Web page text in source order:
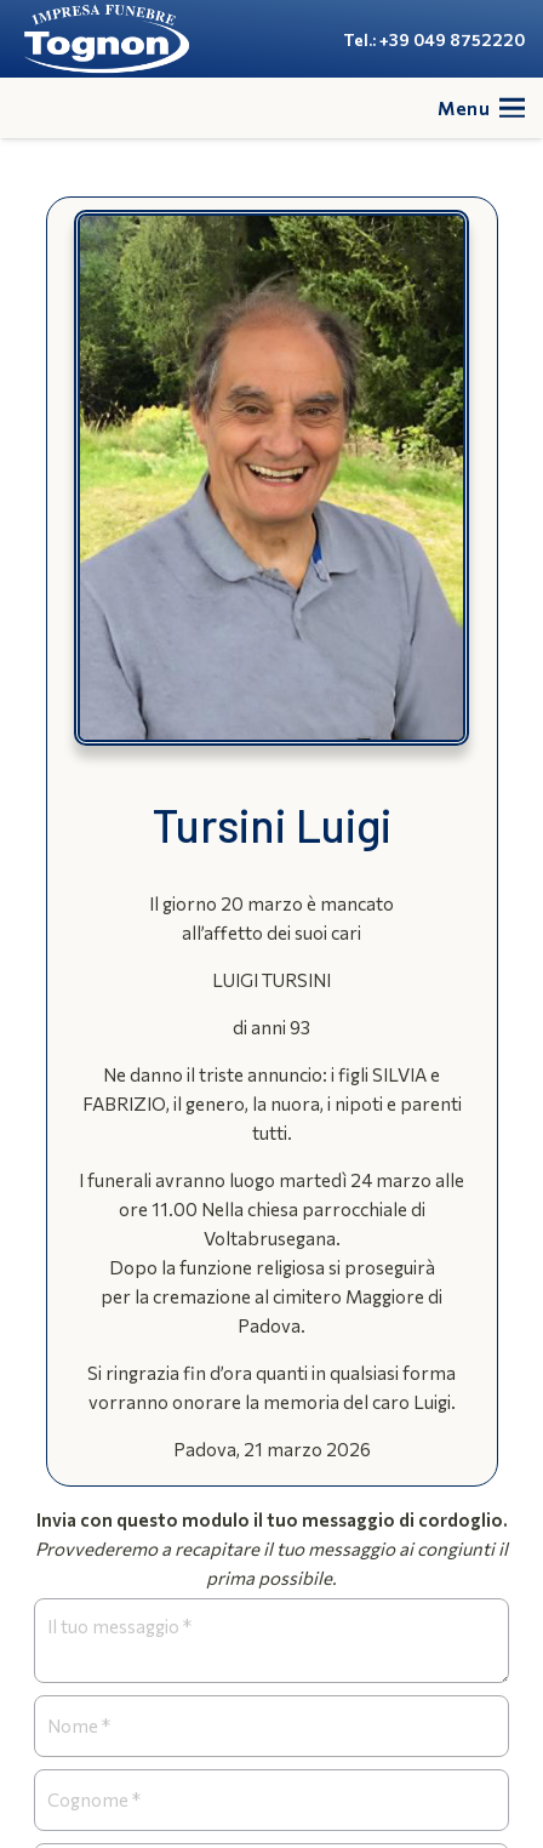
Tel.: +39 049 8752220
Menu
Tursini Luigi
Il giorno 20 marzo è mancato
all’affetto dei suoi cari
LUIGI TURSINI
di anni 93
Ne danno il triste annuncio: i figli SILVIA e
FABRIZIO, il genero, la nuora, i nipoti e parenti
tutti.
I funerali avranno luogo martedì 24 marzo alle
ore 11.00 Nella chiesa parrocchiale di
Voltabrusegana.
Dopo la funzione religiosa si proseguirà
per la cremazione al cimitero Maggiore di
Padova.
Si ringrazia fin d’ora quanti in qualsiasi forma
vorranno onorare la memoria del caro Luigi.
Padova, 21 marzo 2026
Invia con questo modulo il tuo messaggio di cordoglio.
Provvederemo a recapitare il tuo messaggio ai congiunti il
prima possibile.
Form
Necrologi